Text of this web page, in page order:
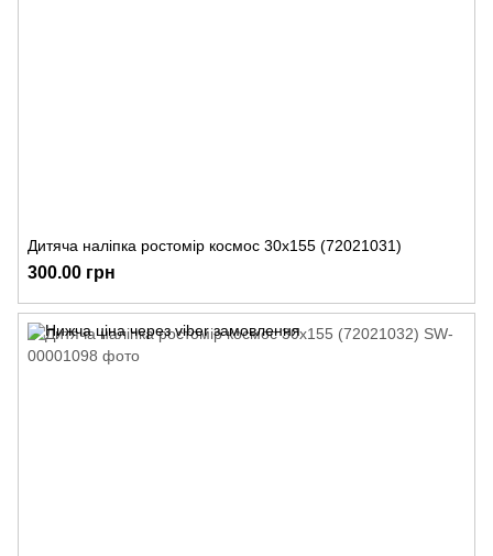
Дитяча наліпка ростомір космос 30х155 (72021031)
300.00 грн